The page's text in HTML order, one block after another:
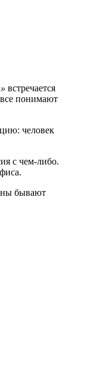
встречается
понимают
человек
с чем-либо.
бывают